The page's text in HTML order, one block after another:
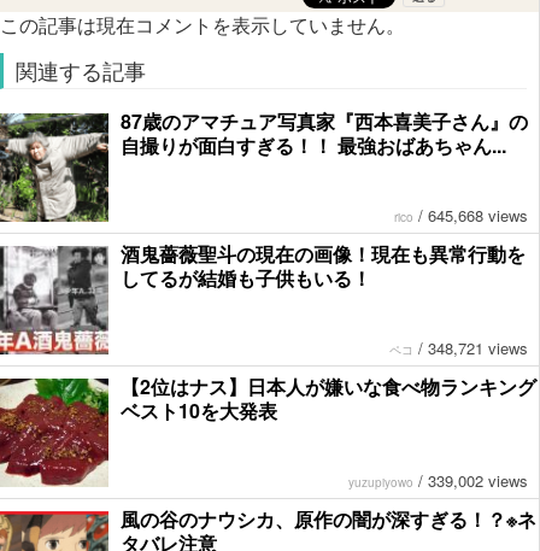
この記事は現在コメントを表示していません。
関連する記事
87歳のアマチュア写真家『西本喜美子さん』の
自撮りが面白すぎる！！ 最強おばあちゃん...
rico / 645,668 views
酒鬼薔薇聖斗の現在の画像！現在も異常行動を
してるが結婚も子供もいる！
ペコ / 348,721 views
【2位はナス】日本人が嫌いな食べ物ランキング
ベスト10を大発表
yuzupiyowo / 339,002 views
風の谷のナウシカ、原作の闇が深すぎる！？※ネ
タバレ注意